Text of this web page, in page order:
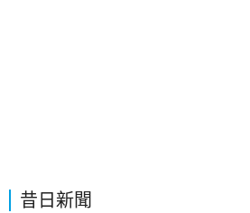
昔日新聞